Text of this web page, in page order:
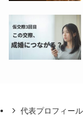
代表プロフィール